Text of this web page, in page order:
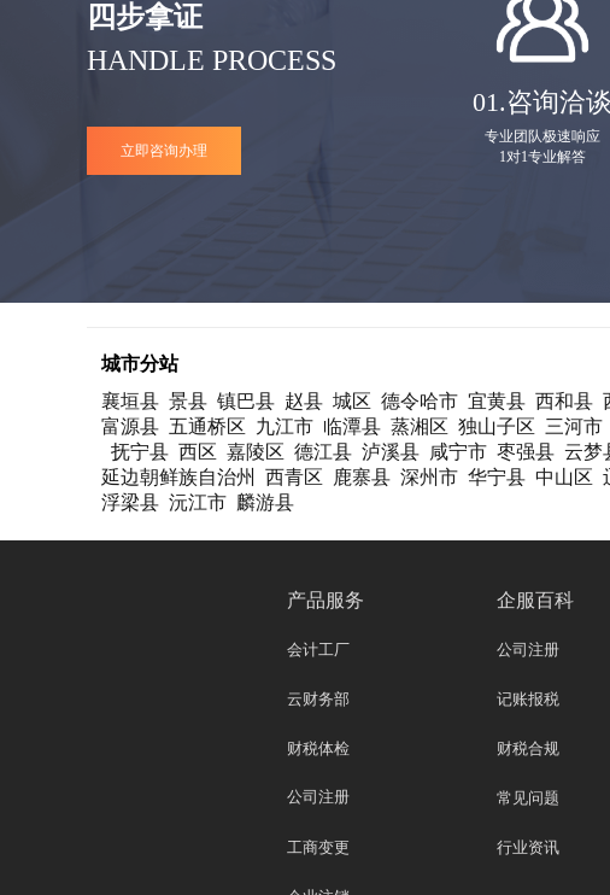
四步拿证
HANDLE PROCESS
立即咨询办理
01.咨询洽谈
专业团队极速响应
1对1专业解答
城市分站
襄垣县 景县 镇巴县 赵县 城区 德令哈市 宜黄县 西和县
富源县 五通桥区 九江市 临潭县 蒸湘区 独山子区 三河市
抚宁县 西区 嘉陵区 德江县 泸溪县 咸宁市 枣强县 云梦
延边朝鲜族自治州
西青区 鹿寨县 深州市 华宁县 中山区
浮梁县 沅江市 麟游县
产品服务
会计工厂
云财务部
财税体检
公司注册
工商变更
企服百科
公司注册
记账报税
财税合规
常见问题
行业资讯